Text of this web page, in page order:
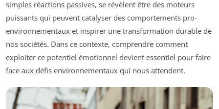
simples réactions passives, se révèlent être des moteurs
puissants qui peuvent catalyser des comportements pro-
environnementaux et inspirer une transformation durable de
nos sociétés. Dans ce contexte, comprendre comment
exploiter ce potentiel émotionnel devient essentiel pour faire
face aux défis environnementaux qui nous attendent.